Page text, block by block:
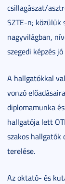
csillagászat/
SZTE-n; közülük
nagyvilágban,
szegedi képzés
A hallgatókkal
vonzó
diplomamunka
hallgatója lett
szakos
terelése.
Az oktató- és